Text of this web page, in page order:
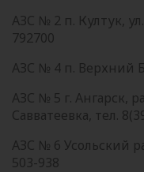
АЗС № 2 п. Култук,
792700
АЗС № 4 п. Верхний
АЗС № 5 г. Ангарск,
Савватеевка, тел.
АЗС № 6 Усольский
503-938